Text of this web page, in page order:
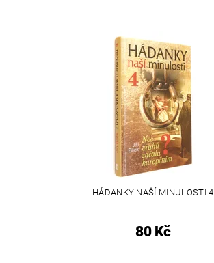
HÁDANKY NAŠÍ MINULOSTI 4
80 Kč